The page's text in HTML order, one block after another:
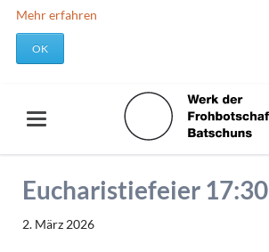
Mehr erfahren
OK
Eucharistiefeier 17:30
2. März 2026